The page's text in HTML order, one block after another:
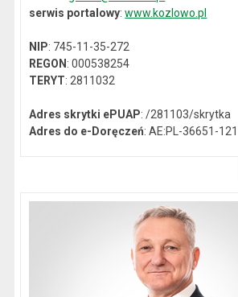
serwis portalowy:www.kozlowo.pl
NIP: 745-11-35-272
REGON: 000538254
TERYT: 2811032
Adres skrytki ePUAP: /281103/skrytka
Adres do e-Doręczeń: AE:PL-36651-